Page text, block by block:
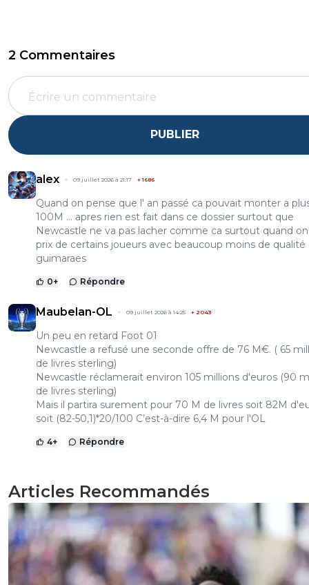
2 Commentaires
PUBLIER
alex 09 juillet 2026 à 21:17 +1686
Quand on pense que l' an passé ca pouvait monter a
100M ... apres rien est fait dans ce dossier surtout que
Newcastle ne va pas lacher comme ca surtout quand
prix de certains joueurs avec beaucoup moins de qualité
guimaraes
0+ Répondre
Maubelan-OL 09 juillet 2026 à 14:25 + 2043
Un peu en retard Foot 01
Newcastle a refusé une seconde offre de 76 M€. ( 65
de livres sterling)
Newcastle réclamerait environ 105 millions d'euros (90
de livres sterling)
Mais il partira surement pour 70 M de livres soit 82M
soit (82-50,1)*20/100 C’est-à-dire 6,4 M pour l'OL
4+ Répondre
Articles Recommandés